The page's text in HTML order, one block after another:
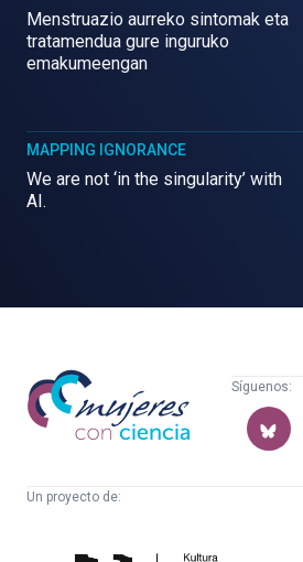
Menstruazio aurreko sintomak eta
tratamendua gure inguruko
emakumeengan
MAPPING IGNORANCE
We are not ‘in the singularity’ with
AI.
Mujeres
con
ciencia
Síguenos:
Un proyecto de: